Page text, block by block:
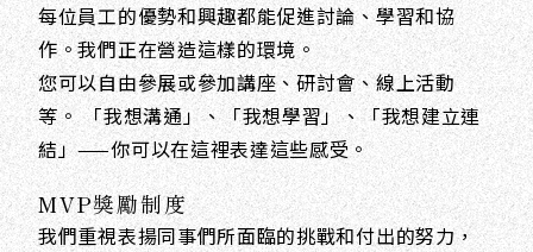
每位員工的優勢和興趣都能促進討論、學習和協
作。我們正在營造這樣的環境。
您可以自由參展或參加講座、研討會、線上活動
等。 「我想溝通」、「我想學習」、「我想建立連
結」——你可以在這裡表達這些感受。
MVP獎勵制度
我們重視表揚同事們所面臨的挑戰和付出的努力，